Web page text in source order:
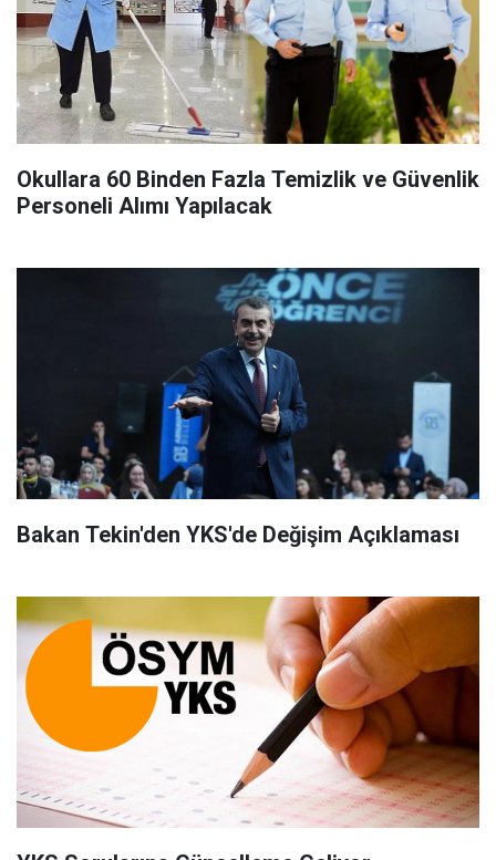
Okullara 60 Binden Fazla Temizlik ve Güvenlik
Personeli Alımı Yapılacak
Bakan Tekin'den YKS'de Değişim Açıklaması